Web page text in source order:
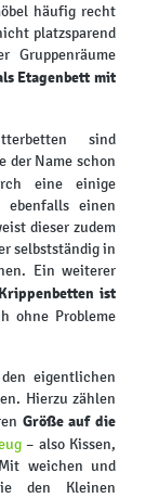
häufig recht
platzsparend
Gruppenräume
Etagenbett mit
sind
der Name schon
eine einige
einen
dieser zudem
selbstständig in
Ein weiterer
ist
ohne Probleme
eigentlichen
Hierzu zählen
Größe auf die
– also Kissen,
weichen und
den Kleinen